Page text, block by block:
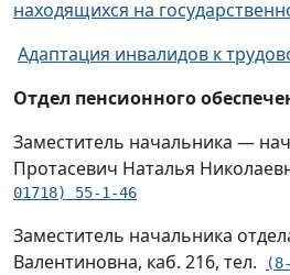
находящихся на
Адаптация инвалидов к
Отдел пенсионного
Заместитель начальника —
Протасевич Наталья
01718) 55-1-46
Заместитель начальника
Валентиновна, каб. 216, тел.